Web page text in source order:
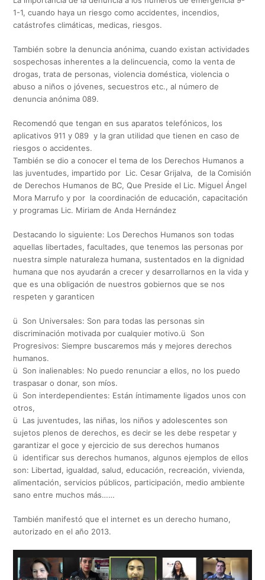
1-1, cuando haya un riesgo como accidentes, incendios,
catástrofes climáticas, medicas, riesgos.
También sobre la denuncia anónima, cuando existan actividades
sospechosas inherentes a la delincuencia, como la venta de
drogas, trata de personas, violencia doméstica, violencia o
abuso a niños o jóvenes, secuestros etc., al número de
denuncia anónima 089.
Recomendó que tengan en sus aparatos telefónicos, los
aplicativos 911 y 089 y la gran utilidad que tienen en caso de
riesgos o accidentes.
También se dio a conocer el tema de los Derechos Humanos a
las juventudes, impartido por Lic. Cesar Grijalva, de la Comisión
de Derechos Humanos de BC, Que Preside el Lic. Miguel Ángel
Mora Marrufo y por la coordinación de educación, capacitación
y programas Lic. Miriam de Anda Hernández
Destacando lo siguiente: Los Derechos Humanos son todas
aquellas libertades, facultades, que tenemos las personas por
nuestra simple naturaleza humana, sustentados en la dignidad
humana que nos ayudarán a crecer y desarrollarnos en la vida y
que es una obligación de nuestros gobiernos que se nos
respeten y garanticen
ü Son Universales: Son para todas las personas sin
discriminación motivada por cualquier motivo.ü Son
Progresivos: Siempre buscaremos más y mejores derechos
humanos.
ü Son inalienables: No puedo renunciar a ellos, no los puedo
traspasar o donar, son míos.
ü Son interdependientes: Están íntimamente ligados unos con
otros,
ü Las juventudes, las niñas, los niños y adolescentes son
sujetos plenos de derechos, es decir se les debe respetar y
garantizar el goce y ejercicio de sus derechos humanos
ü identificar sus derechos humanos, algunos ejemplos de ellos
son: Libertad, igualdad, salud, educación, recreación, vivienda,
alimentación, servicios públicos, participación, medio ambiente
sano entre muchos más……
También manifestó que el internet es un derecho humano,
autorizado en el año 2013.